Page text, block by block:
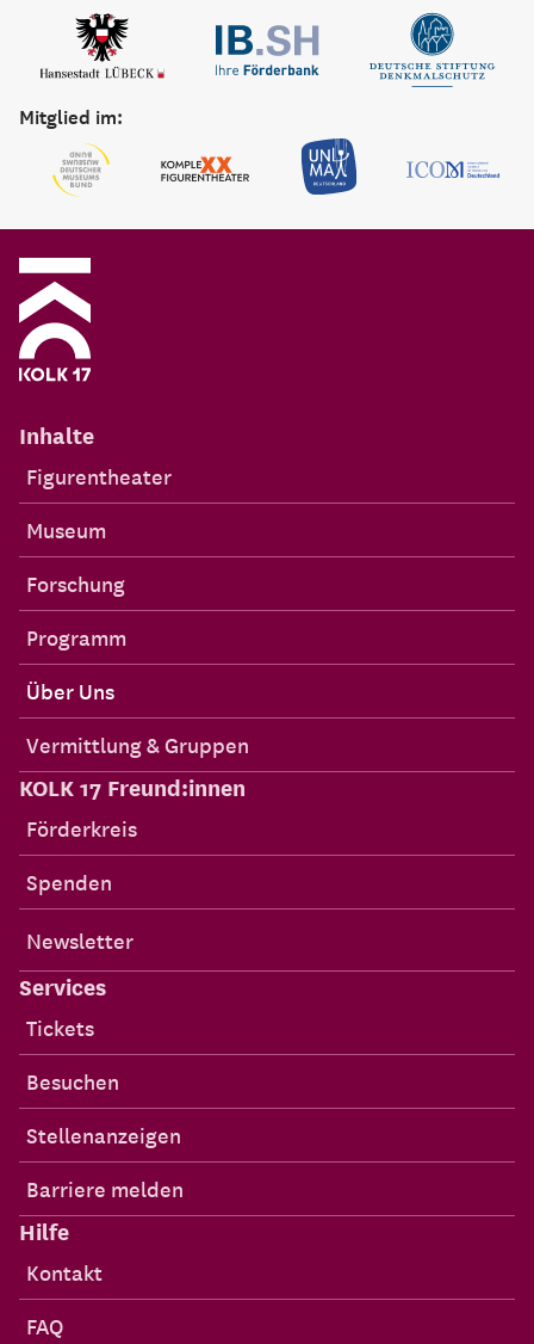
Mitglied im:
Inhalte
Figurentheater
Museum
Forschung
Programm
Über Uns
Vermittlung & Gruppen
KOLK 17 Freund:innen
Förderkreis
Spenden
Newsletter
Services
Tickets
Besuchen
Stellenanzeigen
Barriere melden
Hilfe
Kontakt
FAQ